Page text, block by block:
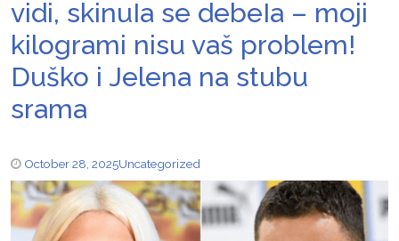
vidi, skinuIa se debeIa – moji
kilogrami nisu vaš problem!
Duško i Jelena na stubu
srama
October 28, 2025Uncategorized